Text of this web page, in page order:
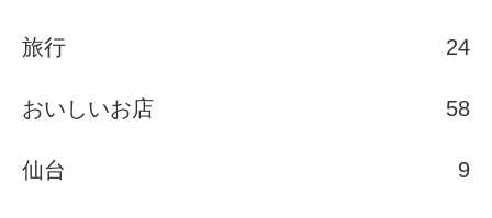
旅行 24
おいしいお店 58
仙台 9